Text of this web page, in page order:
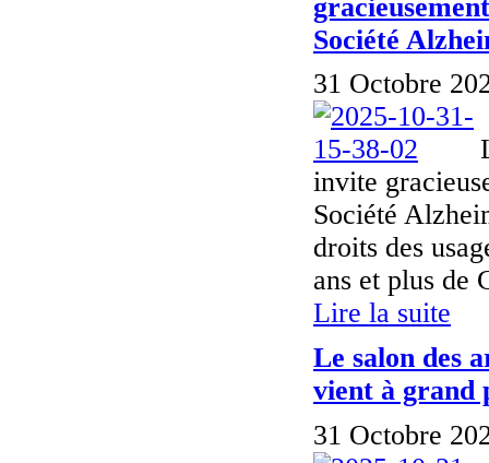
Société
31 Octobre
invite
Société
droits des
ans et plus de
Lire la suite
Le salon des
vient à grand
31 Octobre